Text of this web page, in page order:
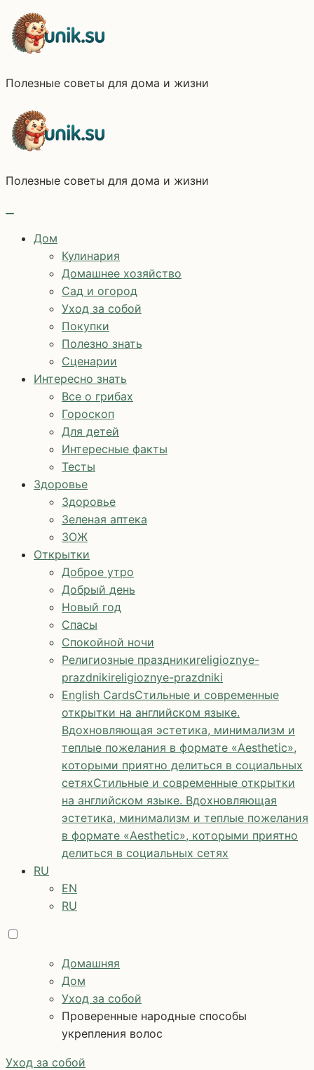
Перейти
содержимому
Полезные советы для дома и жизни
Полезные советы для дома и жизни
Дом
Кулинария
Домашнее хозяйство
Сад и огород
Уход за собой
Покупки
Полезно знать
Сценарии
Интересно знать
Все о грибах
Гороскоп
Для детей
Интересные факты
Тесты
Здоровье
Здоровье
Зеленая аптека
ЗОЖ
Открытки
Доброе утро
Добрый день
Новый год
Спасы
Спокойной ночи
Религиозные праздникиreligioznye-
prazdnikireligioznye-prazdniki
English CardsСтильные и современные
открытки на английском языке.
Вдохновляющая эстетика, минимализм и
теплые пожелания в формате «Aesthetic»,
которыми приятно делиться в социальных
сетяхСтильные и современные открытки
на английском языке. Вдохновляющая
эстетика, минимализм и теплые пожелания
в формате «Aesthetic», которыми приятно
делиться в социальных сетях
RU
EN
RU
Домашняя
Дом
Уход за собой
Проверенные народные способы
укрепления волос
Уход за собой